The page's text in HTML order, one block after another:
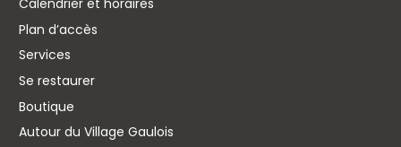
Plan d’accès
Services
Se restaurer
Boutique
Autour du Village Gaulois